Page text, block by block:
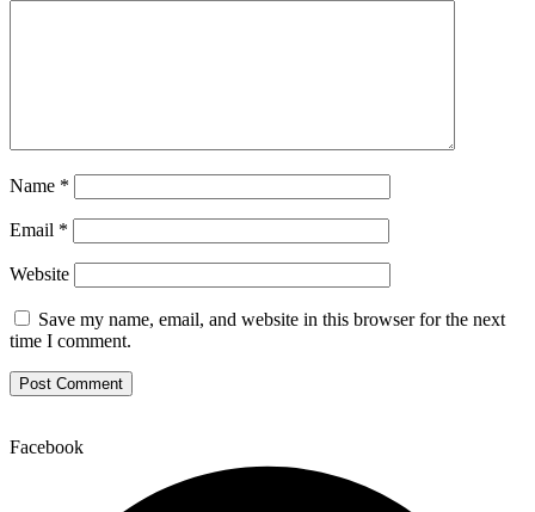
Name *
Email *
Website
Save my name, email, and website in this browser for the next
time I comment.
Facebook